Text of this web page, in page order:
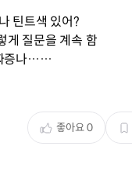
틴트색 있어?
게 질문을 계속 함
증나……
좋아요0